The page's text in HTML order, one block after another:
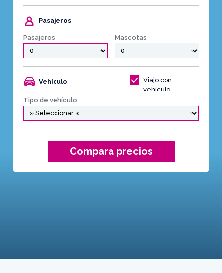
Pasajeros
Pasajeros Mascotas
Vehículo
Viajo con
vehículo
Tipo de vehículo
Compara precios